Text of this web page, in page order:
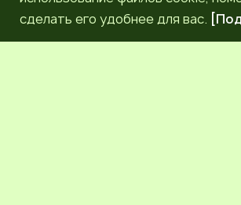
сделать его удобнее для вас.